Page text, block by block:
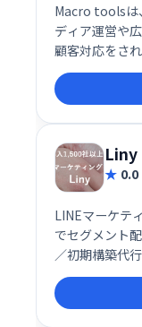
Macro toolsは
ディア運営や
顧客対応をさ
LINE＠業務簡
Liny
0.0
LINEマーケテ
でセグメント
／初期構築代